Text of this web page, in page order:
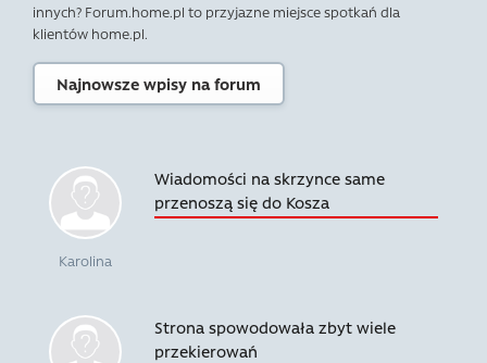
innych? Forum.home.pl to przyjazne miejsce spotkań dla
klientów home.pl.
Najnowsze wpisy na forum
Karolina
Wiadomości na skrzynce same
przenoszą się do Kosza
Strona spowodowała zbyt wiele
przekierowań